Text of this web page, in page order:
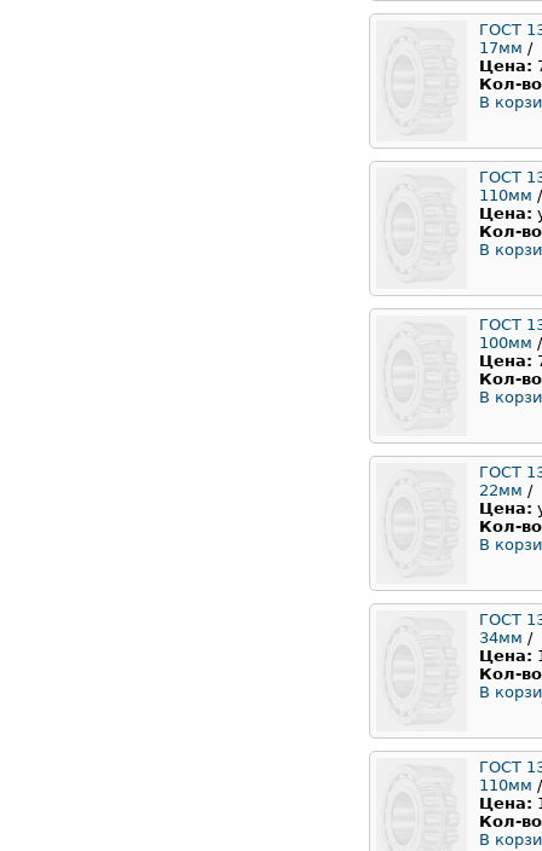
ГОСТ
17мм /
Цена:
Кол-
В
ГОСТ
110мм /
Цена:
Кол-
В
ГОСТ
100мм /
Цена:
Кол-
В
ГОСТ
22мм /
Цена:
Кол-
В
ГОСТ
34мм /
Цена:
Кол-
В
ГОСТ
110мм /
Цена:
Кол-
В